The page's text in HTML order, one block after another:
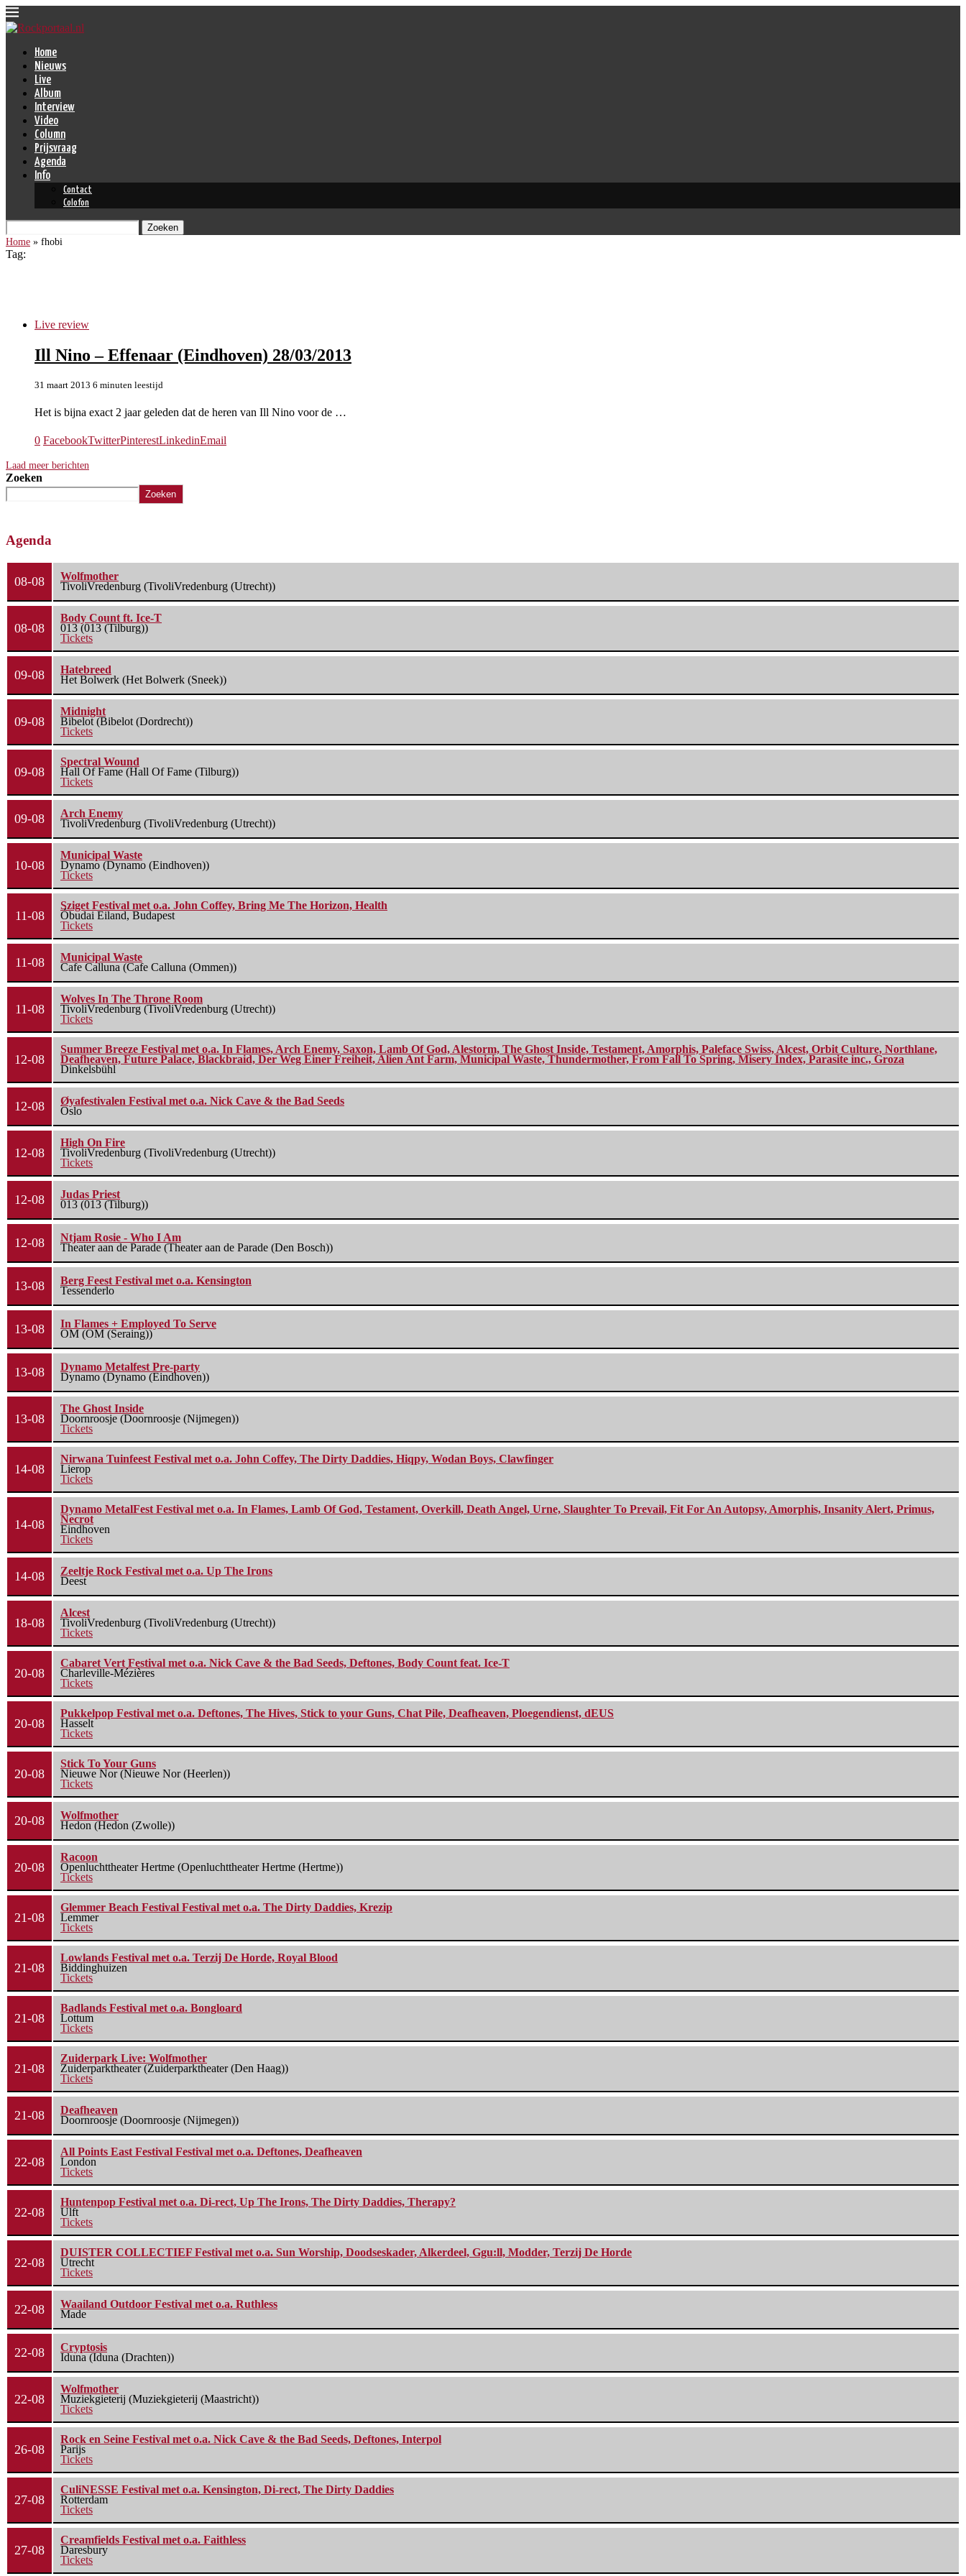
Home
Nieuws
Live
Album
Interview
Video
Column
Prijsvraag
Agenda
Info
Contact
Colofon
Zoeken
Home » fhobi
Tag:
Live review
Ill Nino – Effenaar (Eindhoven) 28/03/2013
31 maart 2013 6 minuten leestijd
Het is bijna exact 2 jaar geleden dat de heren van Ill Nino voor de …
0 FacebookTwitterPinterestLinkedinEmail
Laad meer berichten
Zoeken
Zoeken
Agenda
08-08
Wolfmother
TivoliVredenburg (TivoliVredenburg (Utrecht))
08-08
Body Count ft. Ice-T
013 (013 (Tilburg))
Tickets
09-08
Hatebreed
Het Bolwerk (Het Bolwerk (Sneek))
09-08
Midnight
Bibelot (Bibelot (Dordrecht))
Tickets
09-08
Spectral Wound
Hall Of Fame (Hall Of Fame (Tilburg))
Tickets
09-08
Arch Enemy
TivoliVredenburg (TivoliVredenburg (Utrecht))
10-08
Municipal Waste
Dynamo (Dynamo (Eindhoven))
Tickets
11-08
Sziget Festival met o.a. John Coffey, Bring Me The Horizon, Health
Óbudai Eiland, Budapest
Tickets
11-08
Municipal Waste
Cafe Calluna (Cafe Calluna (Ommen))
11-08
Wolves In The Throne Room
TivoliVredenburg (TivoliVredenburg (Utrecht))
Tickets
12-08
Summer Breeze Festival met o.a. In Flames, Arch Enemy, Saxon, Lamb Of God, Alestorm, The Ghost Inside, Testament, Amorphis, Paleface Swiss, Alcest, Orbit Culture, Northlane,
Deafheaven, Future Palace, Blackbraid, Der Weg Einer Freiheit, Alien Ant Farm, Municipal Waste, Thundermother, From Fall To Spring, Misery Index, Parasite inc., Groza
Dinkelsbühl
12-08
Øyafestivalen Festival met o.a. Nick Cave & the Bad Seeds
Oslo
12-08
High On Fire
TivoliVredenburg (TivoliVredenburg (Utrecht))
Tickets
12-08
Judas Priest
013 (013 (Tilburg))
12-08
Ntjam Rosie - Who I Am
Theater aan de Parade (Theater aan de Parade (Den Bosch))
13-08
Berg Feest Festival met o.a. Kensington
Tessenderlo
13-08
In Flames + Employed To Serve
OM (OM (Seraing))
13-08
Dynamo Metalfest Pre-party
Dynamo (Dynamo (Eindhoven))
13-08
The Ghost Inside
Doornroosje (Doornroosje (Nijmegen))
Tickets
14-08
Nirwana Tuinfeest Festival met o.a. John Coffey, The Dirty Daddies, Hiqpy, Wodan Boys, Clawfinger
Lierop
Tickets
14-08
Dynamo MetalFest Festival met o.a. In Flames, Lamb Of God, Testament, Overkill, Death Angel, Urne, Slaughter To Prevail, Fit For An Autopsy, Amorphis, Insanity Alert, Primus,
Necrot
Eindhoven
Tickets
14-08
Zeeltje Rock Festival met o.a. Up The Irons
Deest
18-08
Alcest
TivoliVredenburg (TivoliVredenburg (Utrecht))
Tickets
20-08
Cabaret Vert Festival met o.a. Nick Cave & the Bad Seeds, Deftones, Body Count feat. Ice-T
Charleville-Mézières
Tickets
20-08
Pukkelpop Festival met o.a. Deftones, The Hives, Stick to your Guns, Chat Pile, Deafheaven, Ploegendienst, dEUS
Hasselt
Tickets
20-08
Stick To Your Guns
Nieuwe Nor (Nieuwe Nor (Heerlen))
Tickets
20-08
Wolfmother
Hedon (Hedon (Zwolle))
20-08
Racoon
Openluchttheater Hertme (Openluchttheater Hertme (Hertme))
Tickets
21-08
Glemmer Beach Festival Festival met o.a. The Dirty Daddies, Krezip
Lemmer
Tickets
21-08
Lowlands Festival met o.a. Terzij De Horde, Royal Blood
Biddinghuizen
Tickets
21-08
Badlands Festival met o.a. Bongloard
Lottum
Tickets
21-08
Zuiderpark Live: Wolfmother
Zuiderparktheater (Zuiderparktheater (Den Haag))
Tickets
21-08
Deafheaven
Doornroosje (Doornroosje (Nijmegen))
22-08
All Points East Festival Festival met o.a. Deftones, Deafheaven
London
Tickets
22-08
Huntenpop Festival met o.a. Di-rect, Up The Irons, The Dirty Daddies, Therapy?
Ulft
Tickets
22-08
DUISTER COLLECTIEF Festival met o.a. Sun Worship, Doodseskader, Alkerdeel, Ggu:ll, Modder, Terzij De Horde
Utrecht
Tickets
22-08
Waailand Outdoor Festival met o.a. Ruthless
Made
22-08
Cryptosis
Iduna (Iduna (Drachten))
22-08
Wolfmother
Muziekgieterij (Muziekgieterij (Maastricht))
Tickets
26-08
Rock en Seine Festival met o.a. Nick Cave & the Bad Seeds, Deftones, Interpol
Parijs
Tickets
27-08
CuliNESSE Festival met o.a. Kensington, Di-rect, The Dirty Daddies
Rotterdam
Tickets
27-08
Creamfields Festival met o.a. Faithless
Daresbury
Tickets